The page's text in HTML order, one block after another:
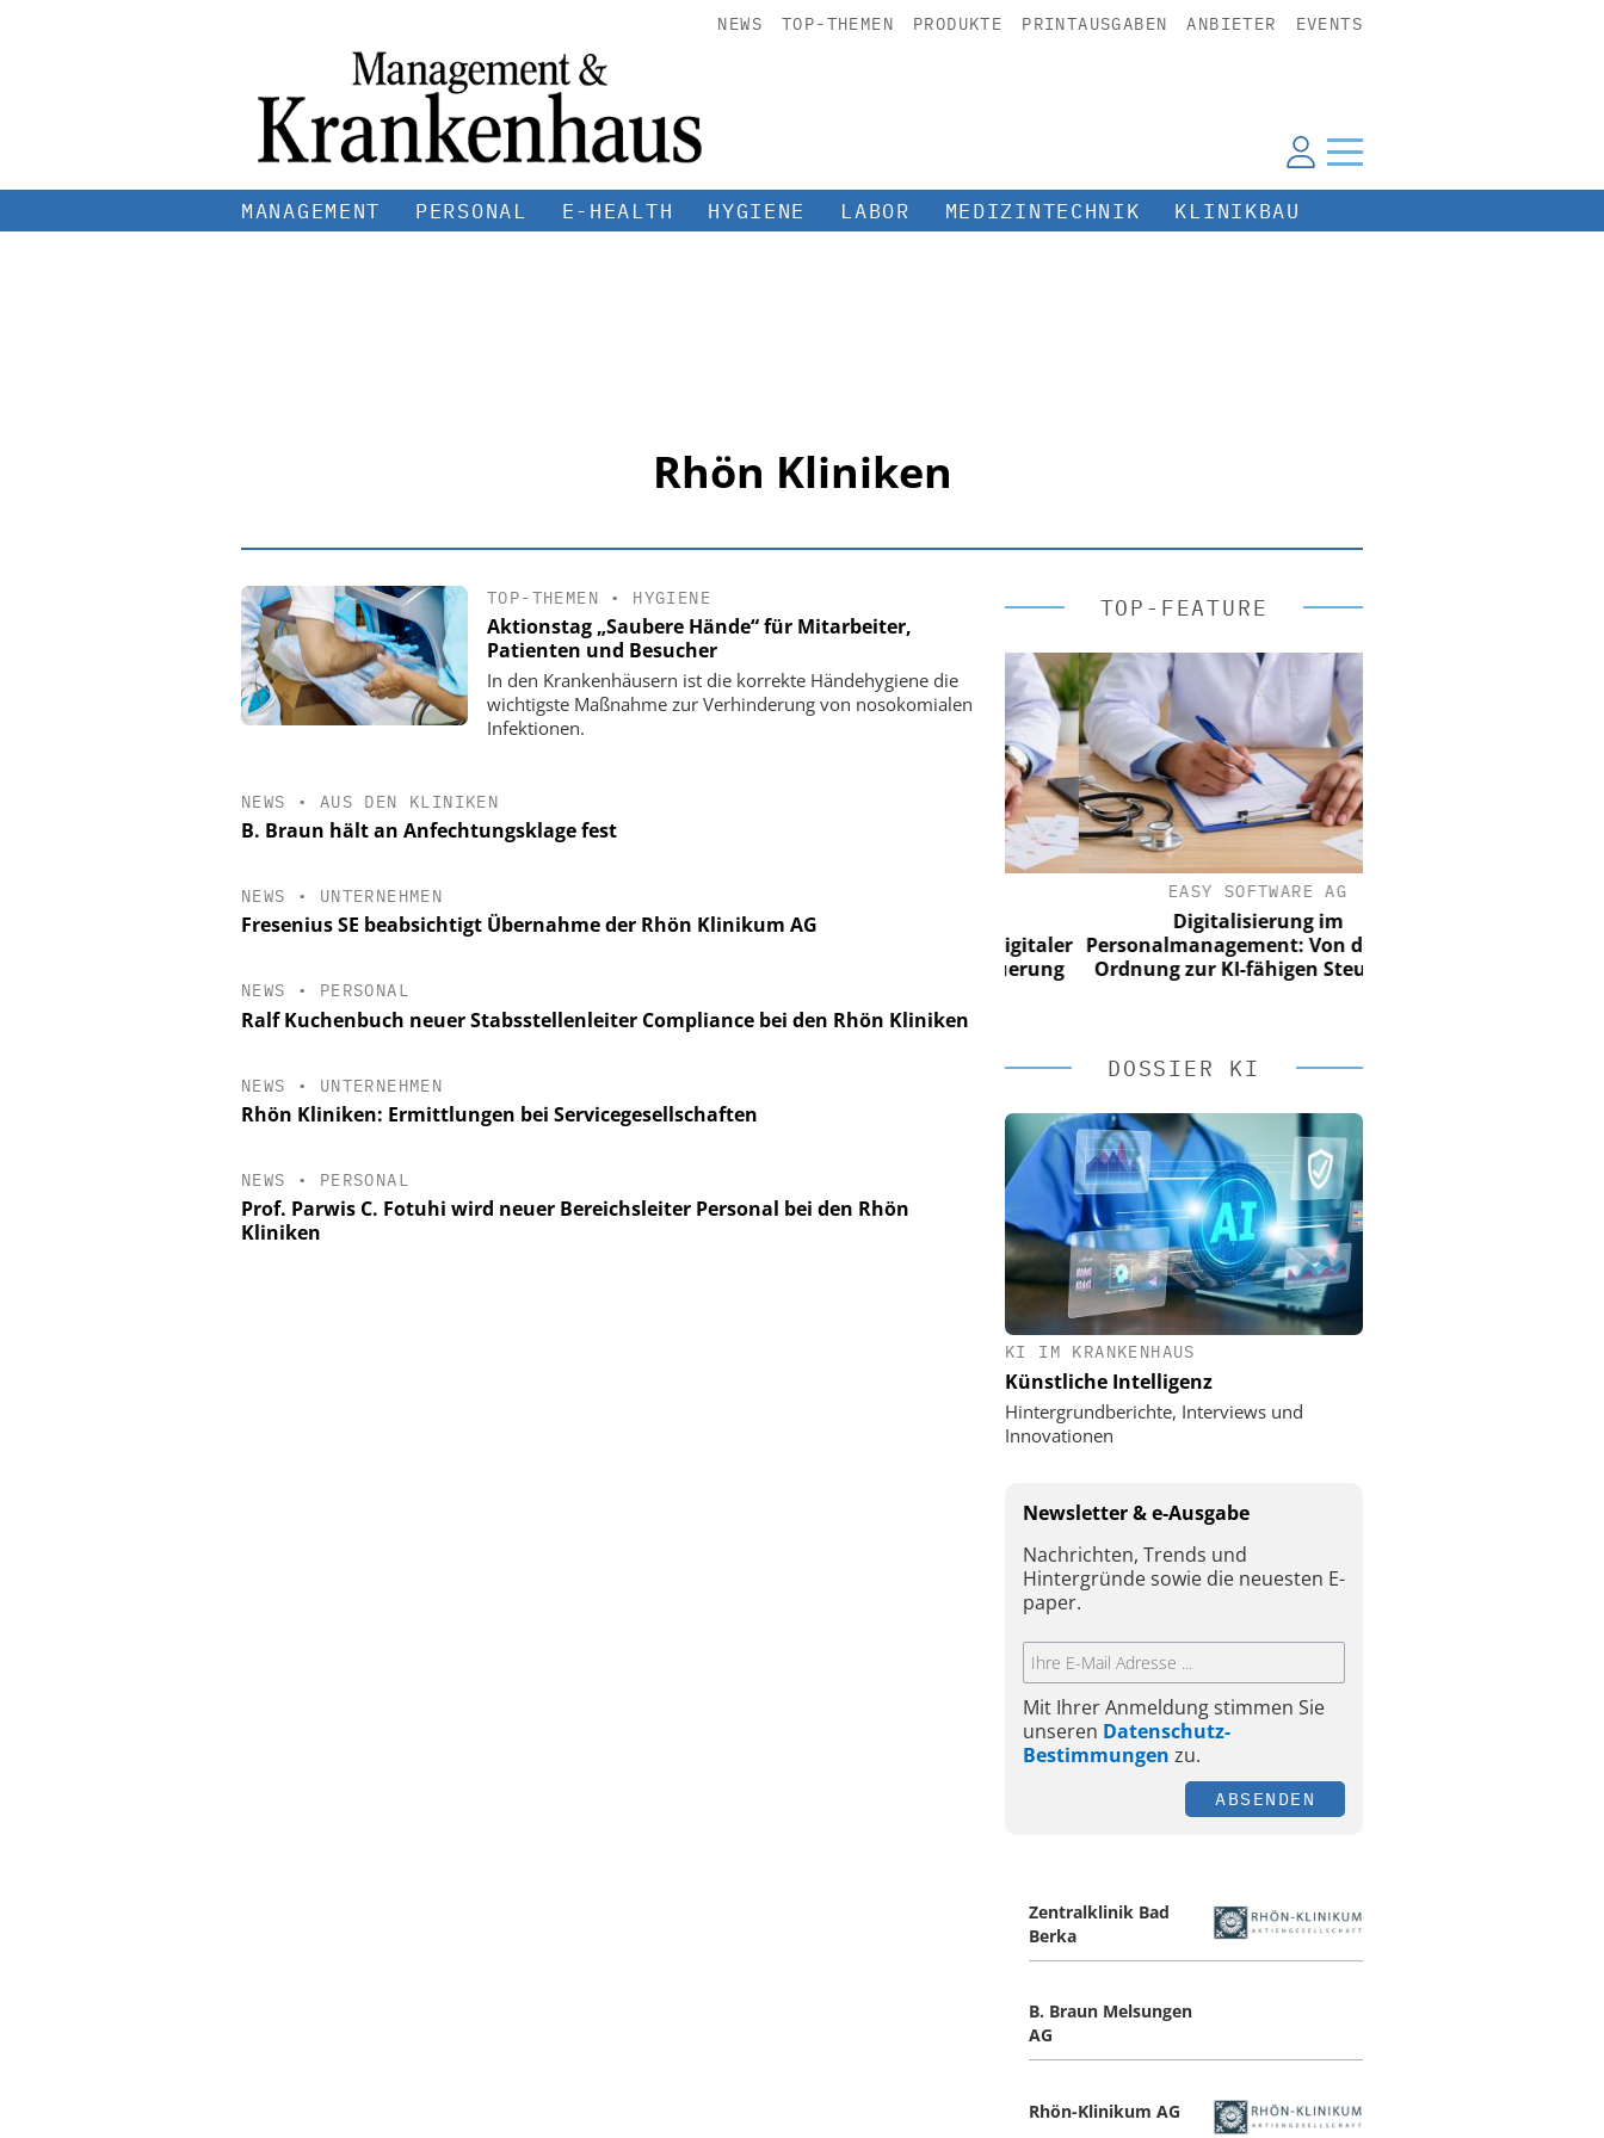
NEWS TOP-THEMEN PRODUKTE PRINTAUSGABEN ANBIETER EVENTS
MANAGEMENT PERSONAL E-HEALTH HYGIENE LABOR MEDIZINTECHNIK KLINIKBAU
Rhön Kliniken
TOP-THEMEN • HYGIENE
Aktionstag „Saubere Hände“ für Mitarbeiter,
Patienten und Besucher
In den Krankenhäusern ist die korrekte Händehygiene die
wichtigste Maßnahme zur Verhinderung von nosokomialen
Infektionen.
NEWS • AUS DEN KLINIKEN
B. Braun hält an Anfechtungsklage fest
NEWS • UNTERNEHMEN
Fresenius SE beabsichtigt Übernahme der Rhön Klinikum AG
NEWS • PERSONAL
Ralf Kuchenbuch neuer Stabsstellenleiter Compliance bei den Rhön Kliniken
NEWS • UNTERNEHMEN
Rhön Kliniken: Ermittlungen bei Servicegesellschaften
NEWS • PERSONAL
Prof. Parwis C. Fotuhi wird neuer Bereichsleiter Personal bei den Rhön
Kliniken
TOP-FEATURE
EASY SOFTWARE AG
Digitalisierung im
Personalmanagement: Von digitaler
Digitalisierung im
Personalmanagement: Von digitaler
Ordnung zur KI-fähigen Steuerung
EASY SOFTWARE AG
Digitalisierung im
Personalmanagement: Von digitaler
Ordnung zur KI-fähigen Steuerung
DOSSIER KI
KI IM KRANKENHAUS
Künstliche Intelligenz
Hintergrundberichte, Interviews und
Innovationen
Newsletter & e-Ausgabe
Nachrichten, Trends und
Hintergründe sowie die neuesten E-
paper.
Mit Ihrer Anmeldung stimmen Sie
unseren Datenschutz-
Bestimmungen zu.
ABSENDEN
Zentralklinik Bad
Berka
B. Braun Melsungen
AG
Rhön-Klinikum AG